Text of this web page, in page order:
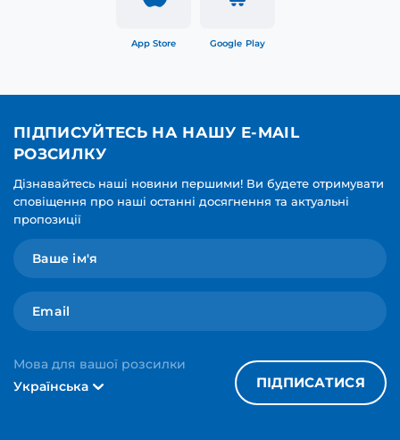
App Store Google Play
ПІДПИСУЙТЕСЬ НА НАШУ E-MAIL
РОЗСИЛКУ
Дізнавайтесь наші новини першими! Ви будете отримувати
сповіщення про наші останні досягнення та актуальні
пропозиції
Мова для вашої розсилки
Українська
ПІДПИСАТИСЯ